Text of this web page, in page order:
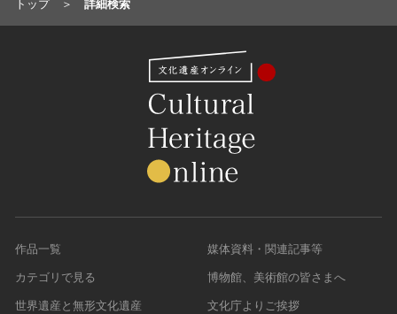
トップ 詳細検索
作品一覧
カテゴリで見る
世界遺産と無形文化遺産
媒体資料・関連記事等
博物館、美術館の皆さまへ
文化庁よりご挨拶